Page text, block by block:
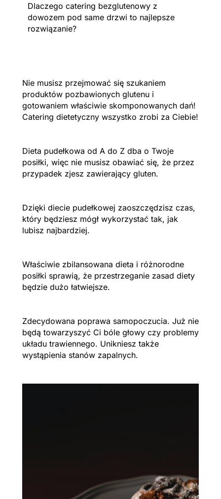
Dlaczego catering bezglutenowy z
dowozem pod same drzwi to najlepsze
rozwiązanie?
Nie musisz przejmować się szukaniem
produktów pozbawionych glutenu i
gotowaniem właściwie skomponowanych dań!
Catering dietetyczny wszystko zrobi za Ciebie!
Dieta pudełkowa od A do Z dba o Twoje
posiłki, więc nie musisz obawiać się, że przez
przypadek zjesz zawierający gluten.
Dzięki diecie pudełkowej zaoszczędzisz czas,
który będziesz mógł wykorzystać tak, jak
lubisz najbardziej.
Właściwie zbilansowana dieta i różnorodne
posiłki sprawią, że przestrzeganie zasad diety
będzie dużo łatwiejsze.
Zdecydowana poprawa samopoczucia. Już nie
będą towarzyszyć Ci bóle głowy czy problemy
układu trawiennego. Unikniesz także
wystąpienia stanów zapalnych.